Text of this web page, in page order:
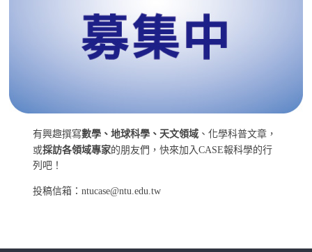
有興趣撰寫數學、地球科學、天文領域 、化學科普文章，
或採訪各領域專家的朋友們，快來加入CASE報科學的行
列吧！
投稿信箱：ntucase@ntu.edu.tw